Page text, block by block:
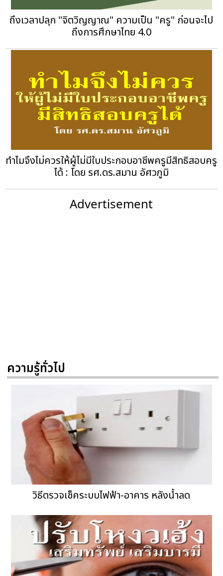
ถึงเวลาปลุก "จิตวิญญาณ" ความเป็น "ครู" ก่อนจะไป
ถึงการศึกษาไทย 4.0
ทำไมจึงไม่ควรให้ผู้ไม่มีใบประกอบอาชีพครูมีสิทธิสอบครู
ได้ : โดย รศ.ดร.สมาน อัศวภูมิ
Advertisement
ความรู้ทั่วไป
วิธีตรวจเช็คระบบไฟฟ้า-อาคาร หลังน้ำลด